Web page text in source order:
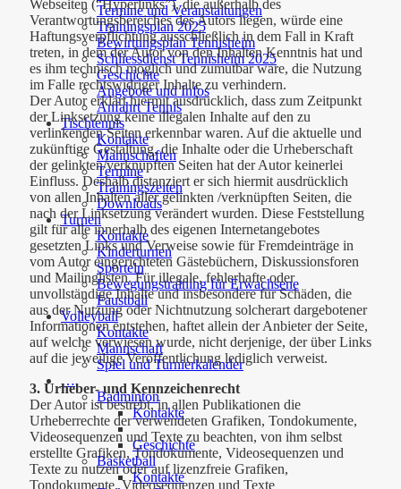
Termine und Veranstaltungen
Trainingsplan 2025
Bewirtungsplan Tennisheim
Schliessdienst Tennisheim 2025
Geschichte
Angebote und Infos
Anfahrt Tennis
Tischtennis
Kontakte
Mannschaften
Termine
Trainingszeiten
Downloads
Turnen
Kontakte
Kinderturnen
Sporteln
Bewegungstraining für Erwachsene
Faustball
Volleyball
Kontakte
Mannschaft
Spiel und Turnierkalender
…
Badminton
Kontakte
Geschichte
Basketball
Kontakte
Webseiten (“Hyperlinks”), die außerhalb des
Verantwortungsbereiches des Autors liegen, würde eine
Haftungsverpflichtung ausschließlich in dem Fall in Kraft
treten, in dem der Autor von den Inhalten Kenntnis hat und
es ihm technisch möglich und zumutbar wäre, die Nutzung
im Falle rechtswidriger Inhalte zu verhindern.
Der Autor erklärt hiermit ausdrücklich, dass zum Zeitpunkt
der Linksetzung keine illegalen Inhalte auf den zu
verlinkenden Seiten erkennbar waren. Auf die aktuelle und
zukünftige Gestaltung, die Inhalte oder die Urheberschaft
der gelinkten/verknüpften Seiten hat der Autor keinerlei
Einfluss. Deshalb distanziert er sich hiermit ausdrücklich
von allen Inhalten aller gelinkten /verknüpften Seiten, die
nach der Linksetzung verändert wurden. Diese Feststellung
gilt für alle innerhalb des eigenen Internetangebotes
gesetzten Links und Verweise sowie für Fremdeinträge in
vom Autor eingerichteten Gästebüchern, Diskussionsforen
und Mailinglisten. Für illegale, fehlerhafte oder
unvollständige Inhalte und insbesondere für Schäden, die
aus der Nutzung oder Nichtnutzung solcherart dargebotener
Informationen entstehen, haftet allein der Anbieter der Seite,
auf welche verwiesen wurde, nicht derjenige, der über Links
auf die jeweilige Veröffentlichung lediglich verweist.
3. Urheber- und Kennzeichenrecht
Der Autor ist bestrebt, in allen Publikationen die
Urheberrechte der verwendeten Grafiken, Tondokumente,
Videosequenzen und Texte zu beachten, von ihm selbst
erstellte Grafiken, Tondokumente, Videosequenzen und
Texte zu nutzen oder auf lizenzfreie Grafiken,
Tondokumente, Videosequenzen und Texte